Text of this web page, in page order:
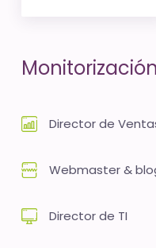
Director de
Webmaster &
Director de TI